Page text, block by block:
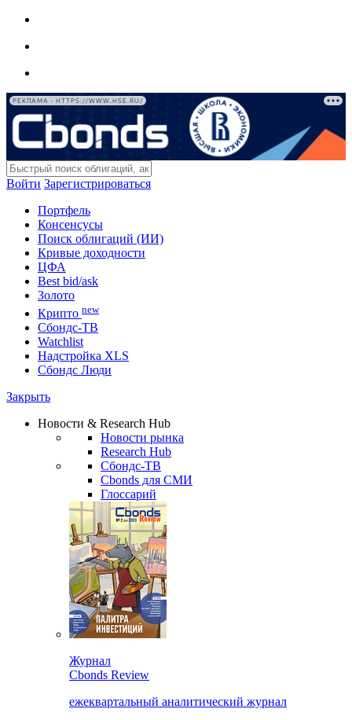
РЕКЛАМА • HTTPS://WWW.HSE.RU/
Войти Зарегистрироваться
Портфель
Консенсусы
Поиск облигаций (ИИ)
Кривые доходности
ЦФА
Best bid/ask
Золото
Крипто new
Сбондс-ТВ
Watchlist
Надстройка XLS
Сбондс Люди
Закрыть
Новости & Research Hub
Новости рынка
Research Hub
Сбондс-ТВ
Cbonds для СМИ
Глоссарий
Журнал
Cbonds Review
ежеквартальный аналитический журнал